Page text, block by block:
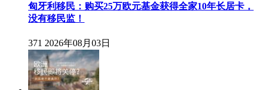
匈牙利移民：购买25万欧元基金获得全家10年长居卡，
没有移民监！
371 2026年08月03日